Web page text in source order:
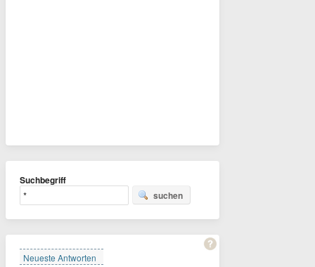
Suchbegriff
suchen
Neueste Antworten